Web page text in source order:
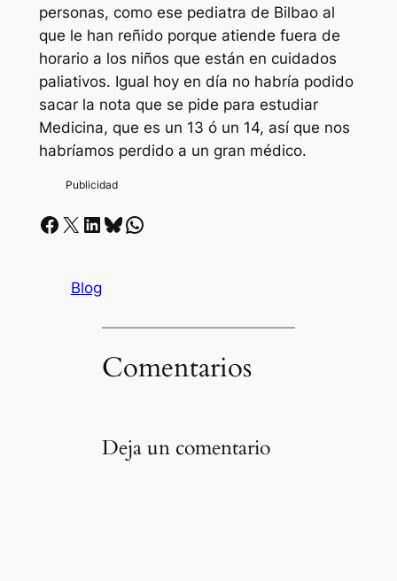
personas, como ese pediatra de Bilbao al
que le han reñido porque atiende fuera de
horario a los niños que están en cuidados
paliativos. Igual hoy en día no habría podido
sacar la nota que se pide para estudiar
Medicina, que es un 13 ó un 14, así que nos
habríamos perdido a un gran médico.
Facebook X LinkedIn Bluesky Whatsapp
Blog
Comentarios
Deja un comentario